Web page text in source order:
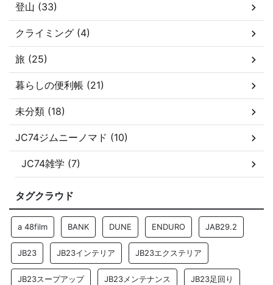
登山 (33)
クライミング (4)
旅 (25)
暮らしの便利帳 (21)
未分類 (18)
JC74ジムニーノマド (10)
JC74雑学 (7)
タグクラウド
a 48film BANK DUNE ENDURO JAB29.2
JB23 JB23インテリア JB23エクステリア
JB23スープアップ JB23メンテナンス JB23足回り